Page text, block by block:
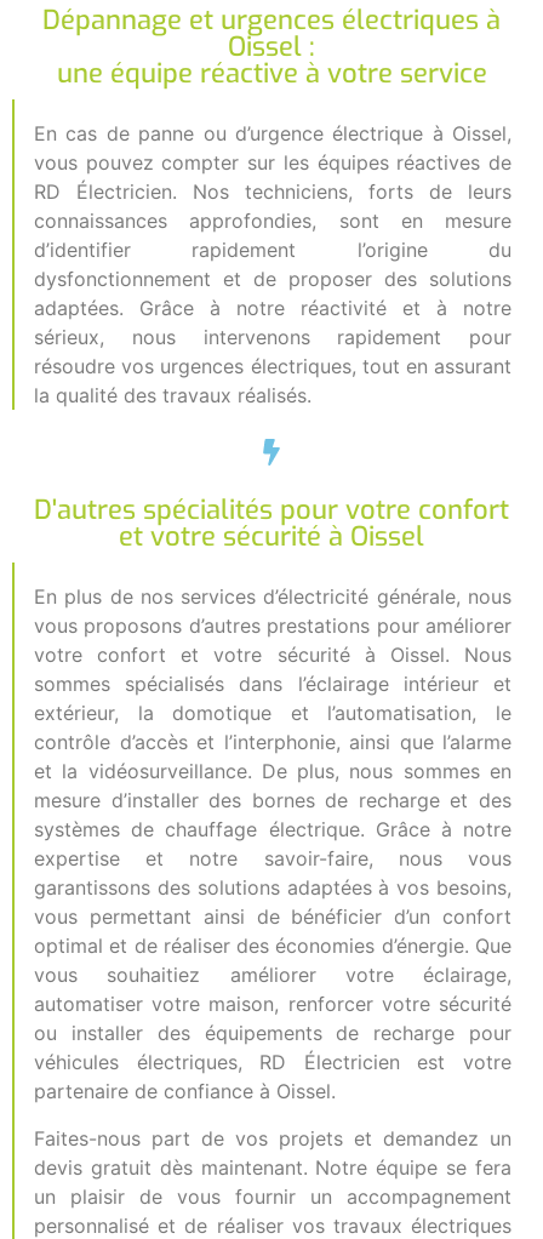
Dépannage et urgences électriques à
Oissel :
une équipe réactive à votre service
En cas de panne ou d’urgence électrique à Oissel,
vous pouvez compter sur les équipes réactives de
RD Électricien. Nos techniciens, forts de leurs
connaissances approfondies, sont en mesure
d’identifier rapidement l’origine du
dysfonctionnement et de proposer des solutions
adaptées. Grâce à notre réactivité et à notre
sérieux, nous intervenons rapidement pour
résoudre vos urgences électriques, tout en assurant
la qualité des travaux réalisés.
D'autres spécialités pour votre confort
et votre sécurité à Oissel
En plus de nos services d’électricité générale, nous
vous proposons d’autres prestations pour améliorer
votre confort et votre sécurité à Oissel. Nous
sommes spécialisés dans l’éclairage intérieur et
extérieur, la domotique et l’automatisation, le
contrôle d’accès et l’interphonie, ainsi que l’alarme
et la vidéosurveillance. De plus, nous sommes en
mesure d’installer des bornes de recharge et des
systèmes de chauffage électrique. Grâce à notre
expertise et notre savoir-faire, nous vous
garantissons des solutions adaptées à vos besoins,
vous permettant ainsi de bénéficier d’un confort
optimal et de réaliser des économies d’énergie. Que
vous souhaitiez améliorer votre éclairage,
automatiser votre maison, renforcer votre sécurité
ou installer des équipements de recharge pour
véhicules électriques, RD Électricien est votre
partenaire de confiance à Oissel.
Faites-nous part de vos projets et demandez un
devis gratuit dès maintenant. Notre équipe se fera
un plaisir de vous fournir un accompagnement
personnalisé et de réaliser vos travaux électriques